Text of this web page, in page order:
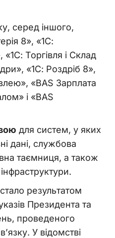
серед іншого,
8», «1С:
Торгівля і Склад
«1С: Роздріб 8»,
«BAS Зарплата
і «BAS
для систем, у яких
дані, службова
таємниця, а також
результатом
Президента та
проведеного
У відомстві